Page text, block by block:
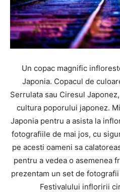
Un copac magnific
Japonia. Copacul de
Serrulata sau Ciresul
cultura poporului japonez.
Japonia pentru a asista la
fotografiile de mai jos, cu
pe acesti oameni sa
pentru a vedea o asemenea
prezentam un set de
Festivalului infloririi